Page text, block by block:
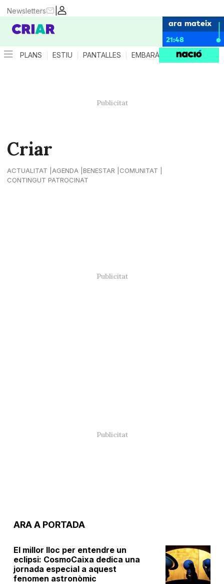
|
Newsletters
ara mateix
21:48
PLANS ESTIU PANTALLES EMBARÀS CRIANÇA
Criar
ACTUALITAT AGENDA BENESTAR
COMUNITAT
CONTINGUT PATROCINAT
ARA A PORTADA
El millor lloc per entendre un
eclipsi: CosmoCaixa dedica una
jornada especial a aquest
fenomen astronòmic